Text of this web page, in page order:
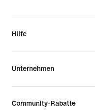
Hilfe
Unternehmen
Community-Rabatte